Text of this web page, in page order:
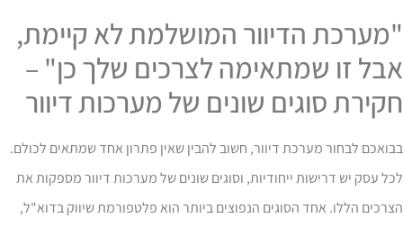
הדיוור המושלמת לא קיימת,
זו שמתאימה לצרכים שלך כן" –
סוגים שונים של מערכות דיוור
לבחור מערכת דיוור, חשוב להבין שאין פתרון אחד שמתאים לכולם.
עסק יש דרישות ייחודיות, וסוגים שונים של מערכות דיוור מספקות את
הללו. אחד הסוגים הנפוצים ביותר הוא פלטפורמת שיווק בדוא"ל,